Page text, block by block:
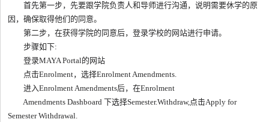
首先第一步，先要跟学院负责人和导师进行沟通，说明需要休学的原
因，确保取得他们的同意。
第二步，在获得学院的同意后，登录学校的网站进行申请。
步骤如下:
登录MAYA Portal的网站
点击Enrolment，选择Enrolment Amendments.
进入Enrolment Amendments后，在Enrolment
Amendments Dashboard 下选择Semester.Withdraw,点击Apply for
Semester Withdrawal.